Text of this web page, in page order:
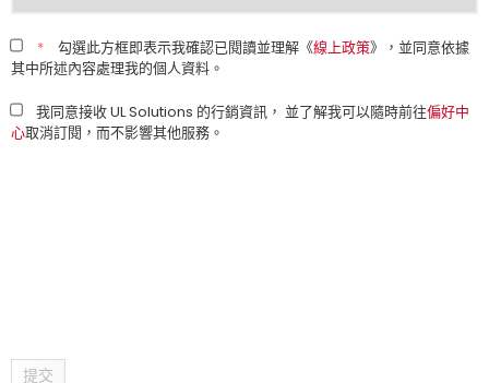
* 勾選此方框即表示我確認已閱讀並理解《線上政策》，並同意依據
其中所述內容處理我的個人資料。
我同意接收 UL Solutions 的行銷資訊， 並了解我可以隨時前往偏好中
心取消訂閱，而不影響其他服務。
提交